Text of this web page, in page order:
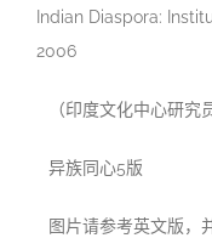
Indian Diaspora:
2006
（印度文化中心研究
异族同心5版
图片请参考英文版，